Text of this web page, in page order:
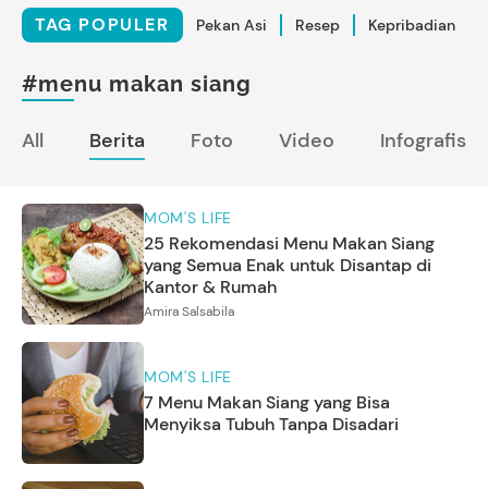
TAG POPULER Pekan Asi Resep Kepribadian
#menu makan siang
All Berita Foto Video Infografis
MOM'S LIFE
25 Rekomendasi Menu Makan Siang
yang Semua Enak untuk Disantap di
Kantor & Rumah
Amira Salsabila
MOM'S LIFE
7 Menu Makan Siang yang Bisa
Menyiksa Tubuh Tanpa Disadari